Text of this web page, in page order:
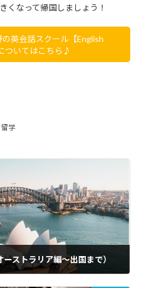
くなって帰国しましょう！
英会話スクール【English
ついてはこちら♪
学
ストラリア編～出国まで）